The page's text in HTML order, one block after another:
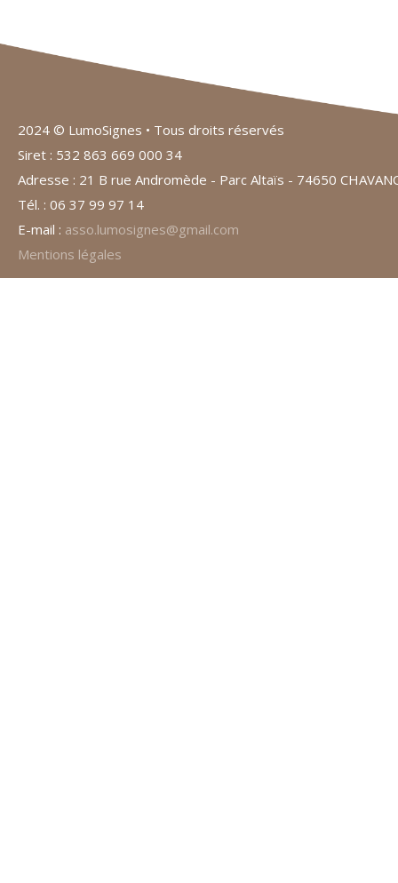
2024 © LumoSignes • Tous droits réservés
Siret : 532 863 669 000 34
Adresse : 21 B rue Andromède - Parc Altaïs - 74650
Tél. : 06 37 99 97 14
E-mail : asso.lumosignes@gmail.com
Mentions légales